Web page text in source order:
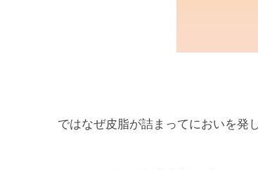
ではなぜ皮脂が詰まってにおいを発